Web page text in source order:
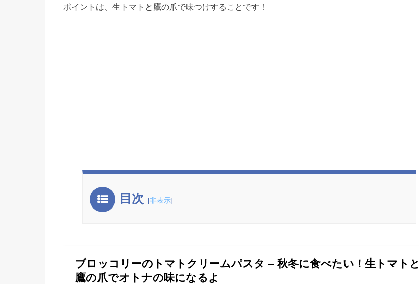
ポイントは、生トマトと鷹の爪で味つけすることです！
目次 [非表示]
ブロッコリーのトマトクリームパスタ – 秋冬に食べたい！生トマトと
鷹の爪でオトナの味になるよ